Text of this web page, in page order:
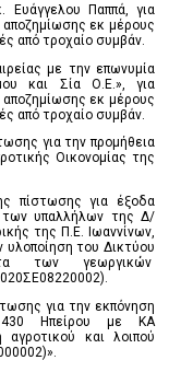
Ευάγγελου Παππά, για
εκ μέρους
από τροχαίο συμβάν.
με την επωνυμία
και Σία Ο.Ε.», για
εκ μέρους
από τροχαίο συμβάν.
για την προμήθεια
Οικονομίας της
πίστωσης για έξοδα
των υπαλλήλων της Δ/
της Π.Ε. Ιωαννίνων,
υλοποίηση του Δικτύου
των γεωργικών
για την εκπόνηση
Ηπείρου με ΚΑ
και λοιπού